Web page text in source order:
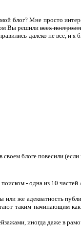
блог? Мне просто
Вы решиливсех
далеко не все, и я
блоге повесили (если
- одна из 10 частей
же адекватность
таким начинающим
иногда даже в